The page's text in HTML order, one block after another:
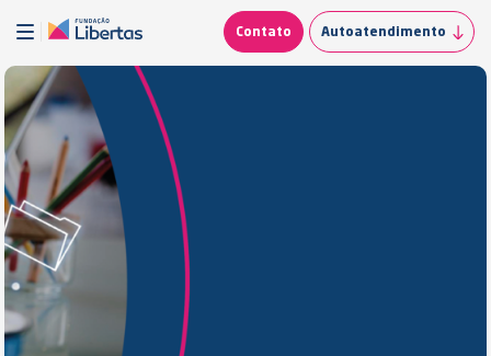
Contato Autoatendimento